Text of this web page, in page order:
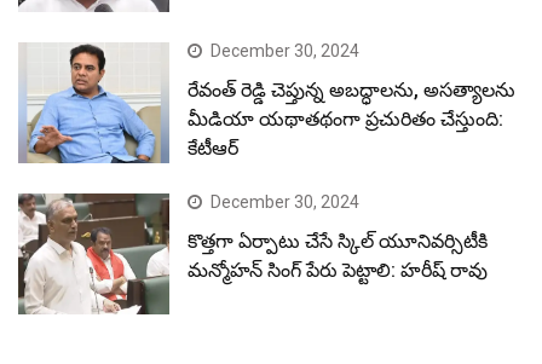
December 30, 2024
రేవంత్ రెడ్డి చెప్తున్న అబద్ధాలను, అసత్యాలను
మీడియా యథాతథంగా ప్రచురితం చేస్తుంది:
కేటీఆర్
December 30, 2024
కొత్తగా ఏర్పాటు చేసే స్కిల్ యూనివర్సిటీకి
మన్మోహన్ సింగ్ పేరు పెట్టాలి: హరీష్ రావు